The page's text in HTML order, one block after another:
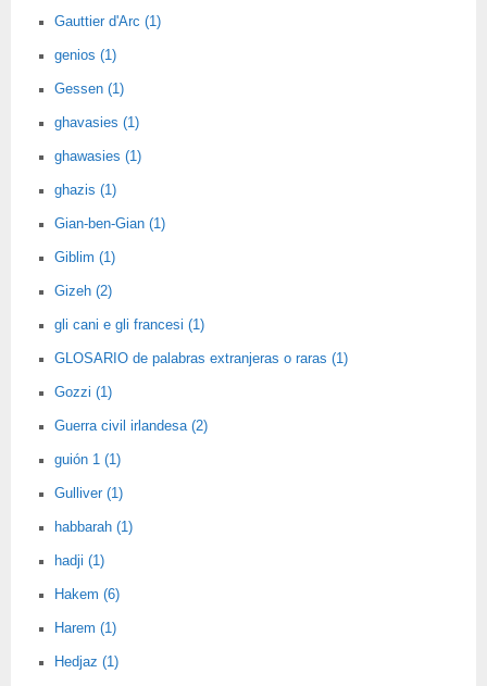
Gauttier d'Arc (1)
genios (1)
Gessen (1)
ghavasies (1)
ghawasies (1)
ghazis (1)
Gian-ben-Gian (1)
Giblim (1)
Gizeh (2)
gli cani e gli francesi (1)
GLOSARIO de palabras extranjeras o raras (1)
Gozzi (1)
Guerra civil irlandesa (2)
guión 1 (1)
Gulliver (1)
habbarah (1)
hadji (1)
Hakem (6)
Harem (1)
Hedjaz (1)